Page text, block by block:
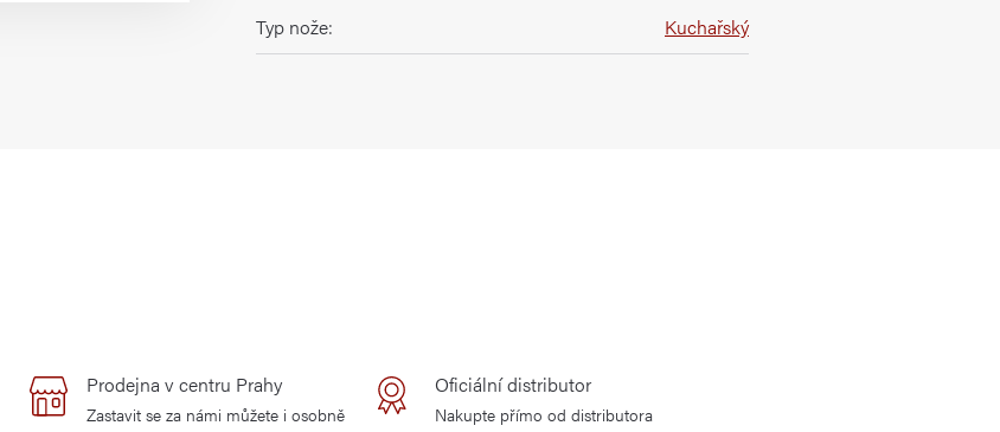
Typ nože: Kuchařský
Prodejna v centru Prahy
Zastavit se za námi můžete i osobně
Oficiální distributor
Nakupte přímo od distributora